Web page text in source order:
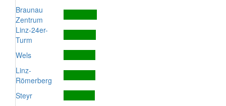
Braunau
Zentrum
Linz-24er-
Turm
Wels
Linz-
Römerberg
Steyr